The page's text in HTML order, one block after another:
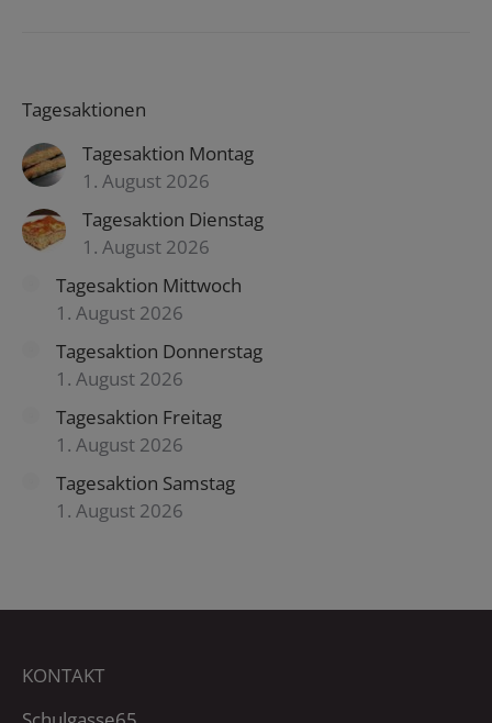
Tagesaktionen
Tagesaktion Montag
1. August 2026
Tagesaktion Dienstag
1. August 2026
Tagesaktion Mittwoch
1. August 2026
Tagesaktion Donnerstag
1. August 2026
Tagesaktion Freitag
1. August 2026
Tagesaktion Samstag
1. August 2026
KONTAKT